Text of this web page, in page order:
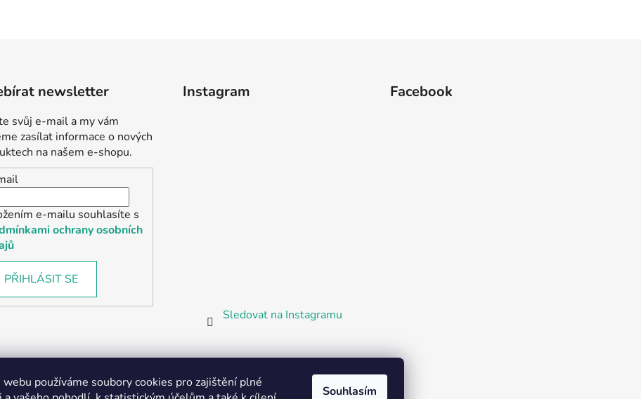
webu používáme soubory cookies pro zajištění plné
Souhlasím
newsletter
svůj e-mail a my vám
zasílat informace o nových
na našem e-shopu.
e-mailu souhlasíte s
ochrany osobních
PŘIHLÁSIT SE
Instagram
Sledovat na Instagramu
Facebook